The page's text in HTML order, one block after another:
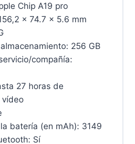
Chip A19 pro
x 74.7 x 5.6 mm
256 GB
compañía:
27 horas de
vídeo
batería (en mAh): 3149
Sí